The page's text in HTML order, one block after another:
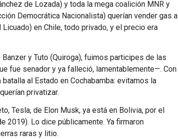
de Lozada) y toda la mega coalición MNR y
Democrática Nacionalista) querían vender gas a
en Chile, todo privado, y el precio era
y Tuto (Quiroga), fuimos participes de las
fue senador y ya falleció, lamentablemente—. Con
al Estado en Cochabamba: evitamos la
privatizar.
Tesla, de Elon Musk, ya está en Bolivia, por el
2019). Lo dice públicamente. Ya firmaron
raras y litio.